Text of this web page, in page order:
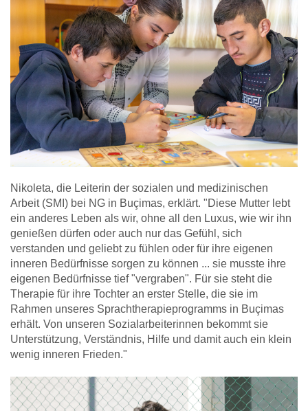
Nikoleta, die Leiterin der sozialen und medizinischen
Arbeit (SMI) bei NG in Buçimas, erklärt. "Diese Mutter lebt
ein anderes Leben als wir, ohne all den Luxus, wie wir ihn
genießen dürfen oder auch nur das Gefühl, sich
verstanden und geliebt zu fühlen oder für ihre eigenen
inneren Bedürfnisse sorgen zu können ... sie musste ihre
eigenen Bedürfnisse tief "vergraben". Für sie steht die
Therapie für ihre Tochter an erster Stelle, die sie im
Rahmen unseres Sprachtherapieprogramms in Buçimas
erhält. Von unseren Sozialarbeiterinnen bekommt sie
Unterstützung, Verständnis, Hilfe und damit auch ein klein
wenig inneren Frieden."